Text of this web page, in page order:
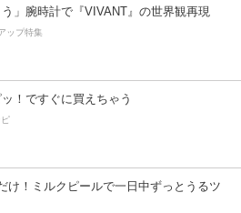
う」腕時計で『VIVANT』の世界観再現
ップ特集
！ですぐに買えちゃう
ピ
け！ミルクピールで一日中ずっとうるツ